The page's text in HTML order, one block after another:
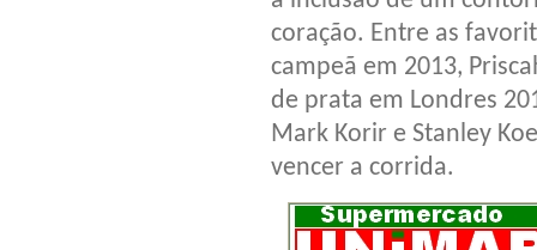
coração. Entre as
campeã em 2013,
de prata em Londres
Mark Korir e Stanley
vencer a corrida.